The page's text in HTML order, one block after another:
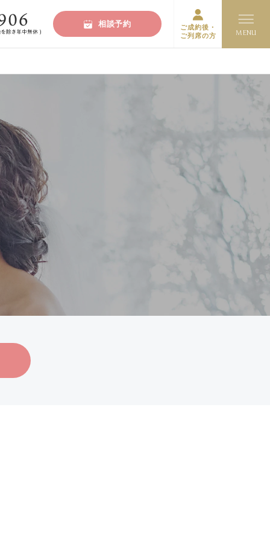
相談予約
ご成約後・
ご列席の方